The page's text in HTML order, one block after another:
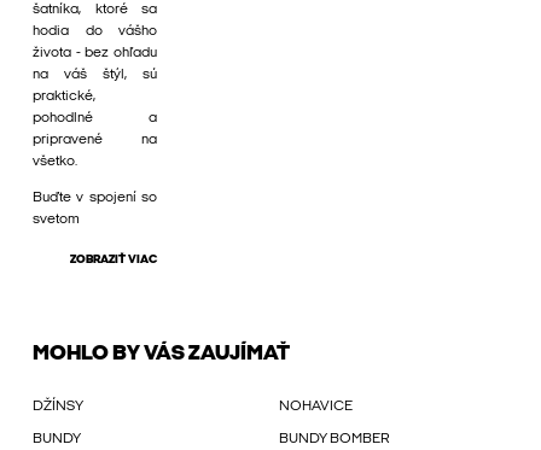
šatníka, ktoré sa
hodia do vášho
života - bez ohľadu
na váš štýl, sú
praktické,
pohodlné a
pripravené na
všetko.
Buďte v spojení so
svetom
ZOBRAZIŤ VIAC
MOHLO BY VÁS ZAUJÍMAŤ
DŽÍNSY NOHAVICE
BUNDY BUNDY BOMBER